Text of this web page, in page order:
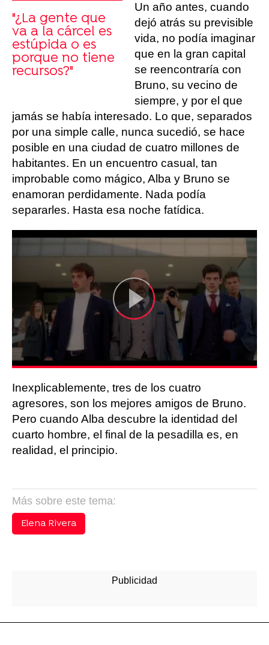
"¿La gente que
va a la cárcel es
estúpida o es
porque no tiene
recursos?"
Un año antes, cuando
dejó atrás su previsible
vida, no podía imaginar
que en la gran capital
se reencontraría con
Bruno, su vecino de
siempre, y por el que
jamás se había interesado. Lo que, separados
por una simple calle, nunca sucedió, se hace
posible en una ciudad de cuatro millones de
habitantes. En un encuentro casual, tan
improbable como mágico, Alba y Bruno se
enamoran perdidamente. Nada podía
separarles. Hasta esa noche fatídica.
Inexplicablemente, tres de los cuatro
agresores, son los mejores amigos de Bruno.
Pero cuando Alba descubre la identidad del
cuarto hombre, el final de la pesadilla es, en
realidad, el principio.
Más sobre este tema:
Elena Rivera